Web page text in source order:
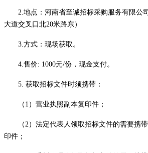
2.地点：河南省至诚招标采购服务有限公
大道交叉口北20米路东）
3.方式：现场获取 。
4.售价: 1000元/份，现金支付。
5. 获取招标文件时须携带：
（ 1）营业执照副本复印件；
（2）法定代表人领取招标文件的需要携
印件；